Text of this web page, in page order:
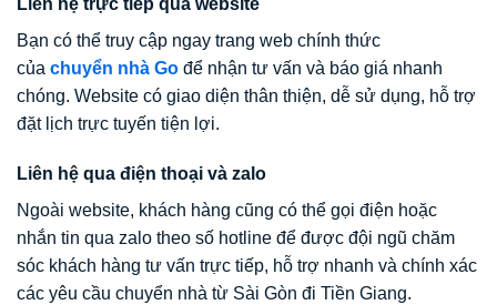
Bạn có thể truy cập ngay trang web chính thức
của chuyển nhà Go để nhận tư vấn và báo giá nhanh
chóng. Website có giao diện thân thiện, dễ sử dụng, hỗ trợ
đặt lịch trực tuyến tiện lợi.
Liên hệ qua điện thoại và zalo
Ngoài website, khách hàng cũng có thể gọi điện hoặc
nhắn tin qua zalo theo số hotline để được đội ngũ chăm
sóc khách hàng tư vấn trực tiếp, hỗ trợ nhanh và chính xác
các yêu cầu chuyển nhà từ Sài Gòn đi Tiền Giang.